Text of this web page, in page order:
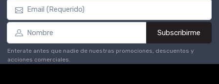
Subscribirme
Enterate antes que nadie de nuestras promociones, descuentos y
acciones comerciales.